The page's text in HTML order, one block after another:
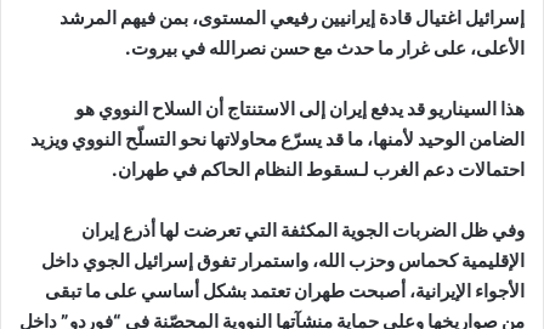
إسرائيل اغتيال قادة إيرانيين رفيعي المستوى، بمن فيهم المرشد
الأعلى، على غرار ما حدث مع حسن نصرالله في بيروت.
هذا السيناريو قد يدفع إيران إلى الاستنتاج أن السلاح النووي هو
الضامن الوحيد لأمنها، ما قد يسرّع محاولاتها نحو التسلّح النووي ويزيد
احتمالات دعم الغرب لـسقوط النظام الحاكم في طهران.
وفي ظل الضربات الجوية المكثفة التي تعرضت لها أذرع إيران
الإقليمية كحماس وحزب الله، واستمرار تفوق إسرائيل الجوي داخل
الأجواء الإيرانية، أصبحت طهران تعتمد بشكل أساسي على ما تبقى
من صواريخها وعلى حماية منشآتها النووية المحصّنة في “فوردو” داخل